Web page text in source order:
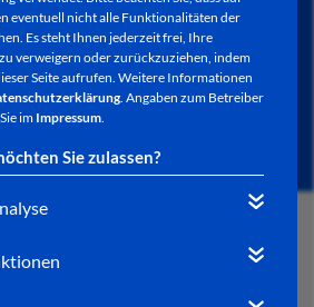
eventuell nicht alle Funktionalitäten der
Es steht Ihnen jederzeit frei, Ihre
verweigern oder zurückzuziehen, indem
Seite aufrufen. Weitere Informationen
. Angaben zum Betreiber
im Impressum.
Sie zulassen?
/ CITY LETTER